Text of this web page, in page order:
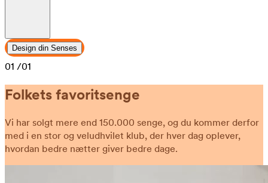
Design din Senses
01 /01
Folkets favoritsenge
Vi har solgt mere end 150.000 senge, og du kommer derfor
med i en stor og veludhvilet klub, der hver dag oplever,
hvordan bedre nætter giver bedre dage.